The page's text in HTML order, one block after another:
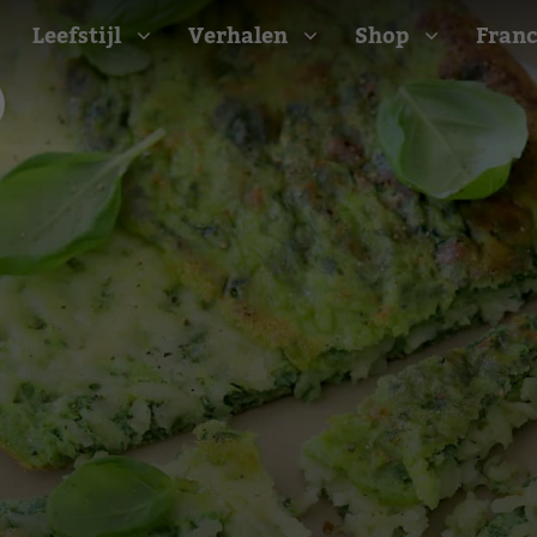
Barbecue recepten
Camping recepten
Picknick recepten
Salade recepten
Zomer recepten
Bekijk alle recepten
Leefstijl Verhalen Shop